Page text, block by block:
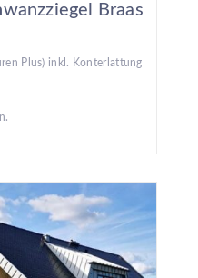
Braas
Plus) inkl. Konterlattung